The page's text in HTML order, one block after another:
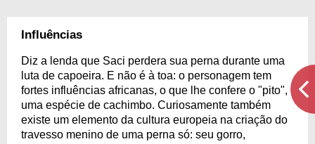
Influências
Diz a lenda que Saci perdera sua perna durante uma
luta de capoeira. E não é à toa: o personagem tem
fortes influências africanas, o que lhe confere o "pito",
uma espécie de cachimbo. Curiosamente também
existe um elemento da cultura europeia na criação do
travesso menino de uma perna só: seu gorro,